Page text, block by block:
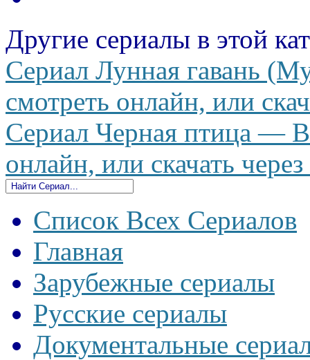
Другие сериалы в этой
Сериал Лунная гавань
смотреть онлайн, или
Сериал Черная птица —
онлайн, или скачать
Список Всех Сериалов
Главная
Зарубежные сериалы
Русские сериалы
Документальные